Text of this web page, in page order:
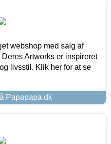
webshop med salg af
Artworks er inspireret
livsstil. Klik her for at se
Papapapa.dk